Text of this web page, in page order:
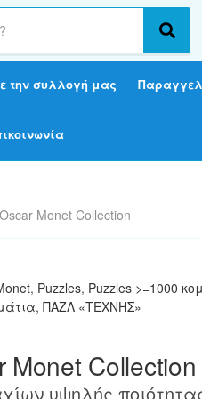
S
e
r
την συλλογή μας
Monet Collection
, Puzzles, Puzzles >=1000
,ΠΑΖΛ «ΤΕΧΝΗΣ»
Monet Collection
υψηλής